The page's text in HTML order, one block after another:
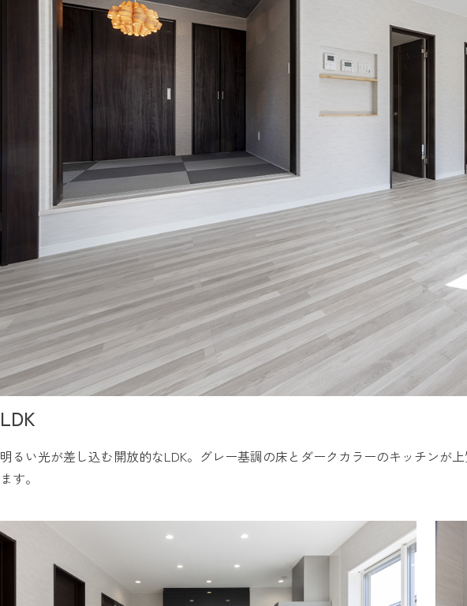
LDK
明るい光が差し込む開放的なLDK。グレー基調の床とダークカラーのキッチンが
ます。